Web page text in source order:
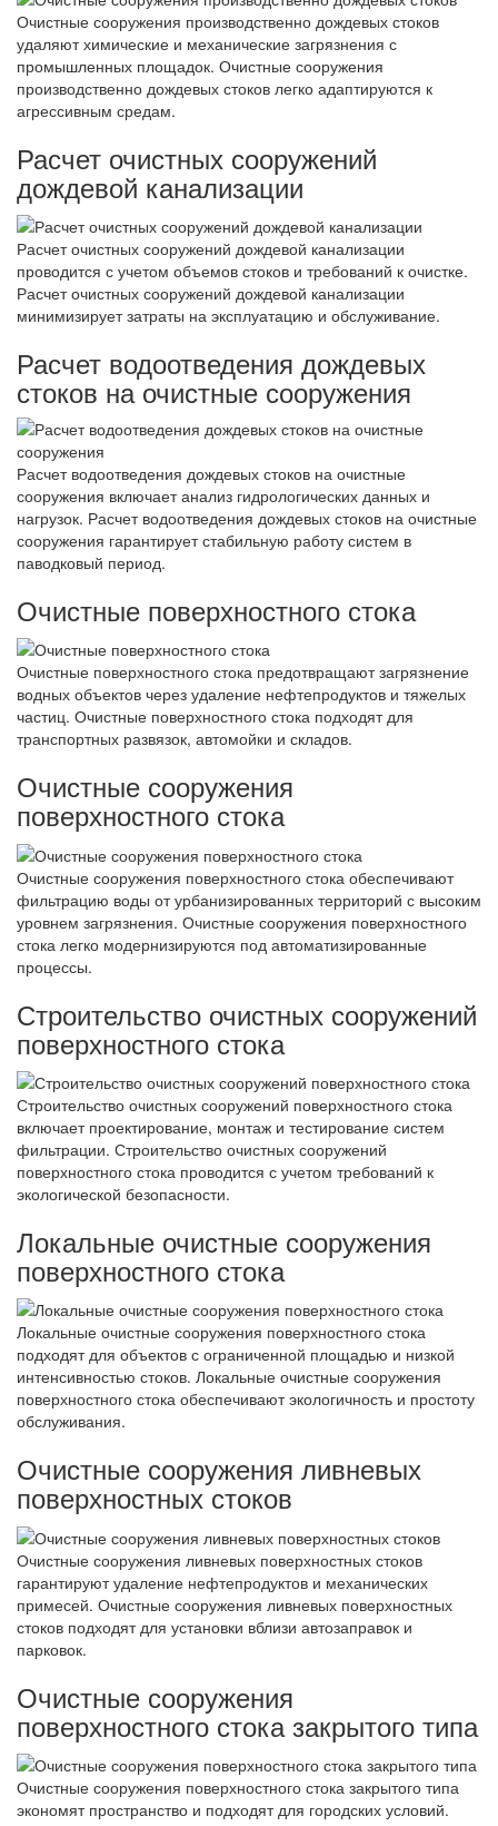
Очистные сооружения производственно дождевых стоков
удаляют химические и механические загрязнения с
промышленных площадок. Очистные сооружения
производственно дождевых стоков легко адаптируются к
агрессивным средам.
Расчет очистных сооружений
дождевой канализации
Расчет очистных сооружений дождевой канализации
проводится с учетом объемов стоков и требований к очистке.
Расчет очистных сооружений дождевой канализации
минимизирует затраты на эксплуатацию и обслуживание.
Расчет водоотведения дождевых
стоков на очистные сооружения
Расчет водоотведения дождевых стоков на очистные
сооружения включает анализ гидрологических данных и
нагрузок. Расчет водоотведения дождевых стоков на очистные
сооружения гарантирует стабильную работу систем в
паводковый период.
Очистные поверхностного стока
Очистные поверхностного стока предотвращают загрязнение
водных объектов через удаление нефтепродуктов и тяжелых
частиц. Очистные поверхностного стока подходят для
транспортных развязок, автомойки и складов.
Очистные сооружения
поверхностного стока
Очистные сооружения поверхностного стока обеспечивают
фильтрацию воды от урбанизированных территорий с высоким
уровнем загрязнения. Очистные сооружения поверхностного
стока легко модернизируются под автоматизированные
процессы.
Строительство очистных сооружений
поверхностного стока
Строительство очистных сооружений поверхностного стока
включает проектирование, монтаж и тестирование систем
фильтрации. Строительство очистных сооружений
поверхностного стока проводится с учетом требований к
экологической безопасности.
Локальные очистные сооружения
поверхностного стока
Локальные очистные сооружения поверхностного стока
подходят для объектов с ограниченной площадью и низкой
интенсивностью стоков. Локальные очистные сооружения
поверхностного стока обеспечивают экологичность и простоту
обслуживания.
Очистные сооружения ливневых
поверхностных стоков
Очистные сооружения ливневых поверхностных стоков
гарантируют удаление нефтепродуктов и механических
примесей. Очистные сооружения ливневых поверхностных
стоков подходят для установки вблизи автозаправок и
парковок.
Очистные сооружения
поверхностного стока закрытого типа
Очистные сооружения поверхностного стока закрытого типа
экономят пространство и подходят для городских условий.